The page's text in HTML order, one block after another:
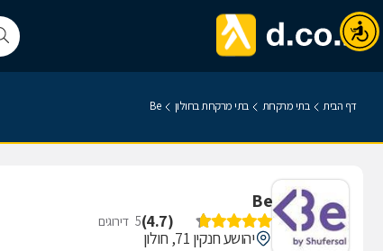
דף הבית בתי מרקחת בתי מרקחת בחולון Be
Be
(
4.7
)
5 דירוגים
יהושע חנקין 71, חולון